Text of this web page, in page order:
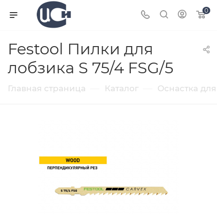
0
Festool Пилки для
лобзика S 75/4 FSG/5
Главная страница Каталог Оснастка